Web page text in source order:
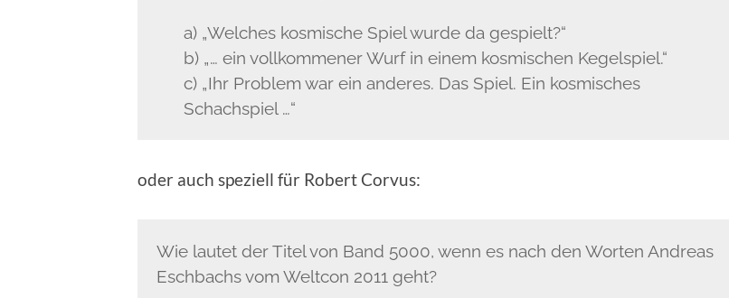
a) „Welches kosmische Spiel wurde da gespielt?“
b) „… ein vollkommener Wurf in einem kosmischen Kegelspiel.“
c) „Ihr Problem war ein anderes. Das Spiel. Ein kosmisches
Schachspiel …“
oder auch speziell für Robert Corvus:
Wie lautet der Titel von Band 5000, wenn es nach den Worten Andreas
Eschbachs vom Weltcon 2011 geht?